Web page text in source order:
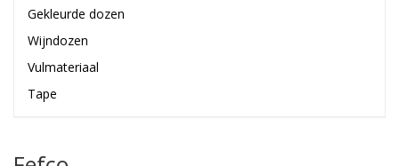
Gekleurde dozen
Wijndozen
Vulmateriaal
Tape